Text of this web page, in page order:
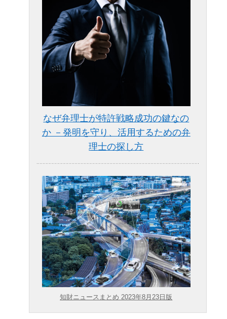
なぜ弁理士が特許戦略成功の鍵なの
か －発明を守り、活用するための弁
理士の探し方
知財ニュースまとめ 2023年8月23日版